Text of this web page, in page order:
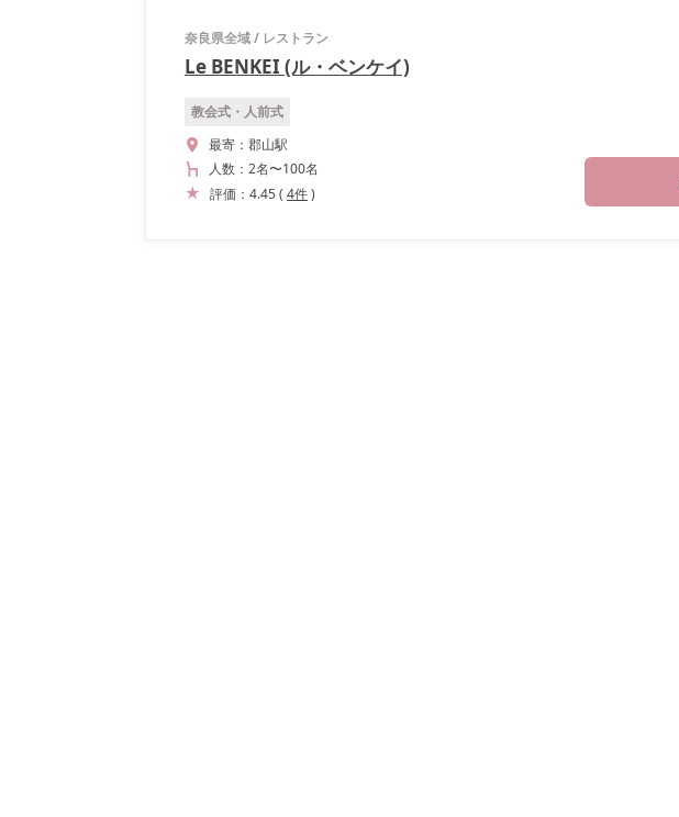
奈良県全域/ レストラン
Le BENKEI (ル・ベンケイ)
教会式・人前式
最寄： 郡山駅
人数： 2名〜100名
評価： 4.45( 4件)